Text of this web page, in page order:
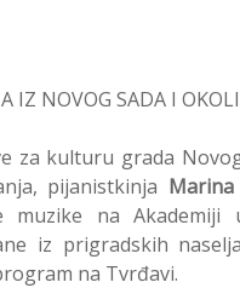
IZ NOVOG SADA I
za kulturu grada
pijanistkinja
muzike na Akademiji
iz prigradskih
na Tvrđavi.